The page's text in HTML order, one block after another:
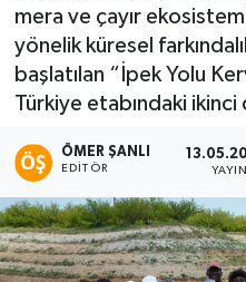
mera ve çayır
yönelik küresel
başlatılan “İpek Yolu
Türkiye etabındaki
ÖMER ŞANLI
EDITÖR
GÜNDEM
KARLIOVA
RESMİ İLANLAR
Son Dakika Haberleri
Haber Arşivi